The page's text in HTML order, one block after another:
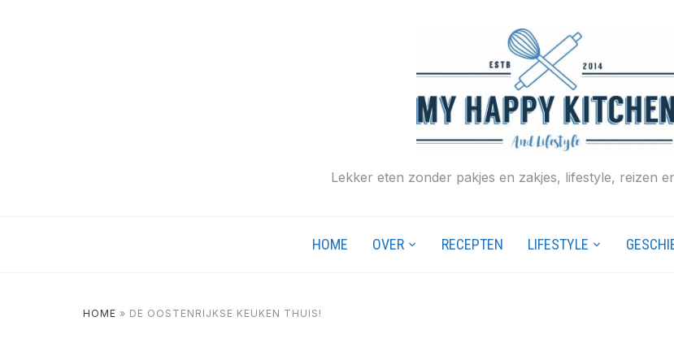
Lekker eten zonder pakjes en zakjes, lifestyle, reizen
HOME OVER RECEPTEN LIFESTYLE
HOME » DE OOSTENRIJKSE KEUKEN THUIS!